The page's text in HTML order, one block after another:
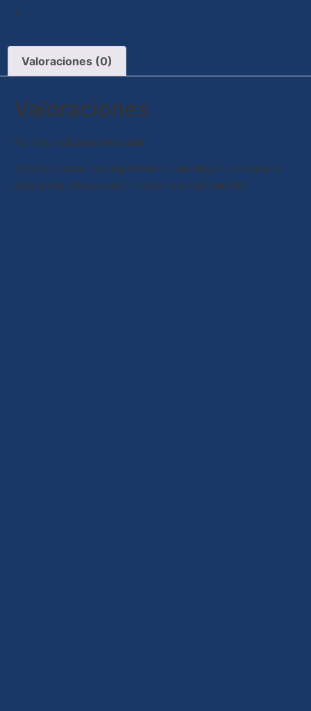
Valoraciones (0)
Valoraciones
No hay valoraciones aún.
Solo los usuarios registrados que hayan comprado
este producto pueden hacer una valoración.